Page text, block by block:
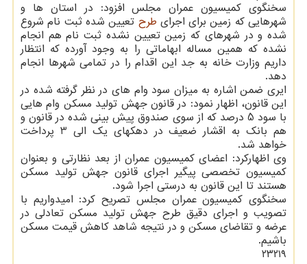
سخنگوی کمیسیون عمران مجلس افزود: در استان ها و
شهرهایی که زمین برای اجرای طرح تعیین شده ثبت نام شروع
شده و در شهرهای که زمین تعیین نشده ثبت نام هم انجام
نشده که همین مساله ابهاماتی را به وجود آورده که انتظار
داریم وزارت خانه به جد این اقدام را در تمامی شهرها انجام
دهد.
ایری ضمن اشاره به میزان سود وام های در نظر گرفته شده در
این قانون، اظهار نمود: در قانون جهش تولید مسکن وام هایی
با سود 5 درصد که از سوی صندوق پیش بینی شده در قانون و
هم بانک به اقشار ضعیف در دهکهای یک الی 3 پرداخت
خواهد شد.
وی اظهارکرد: اعضای کمیسیون عمران از بعد نظارتی و بعنوان
کمیسیون تخصصی پیگیر اجرای قانون جهش تولید مسکن
هستند تا این قانون به درستی اجرا شود.
سخنگوی کمیسیون عمران مجلس تصریح کرد: امیدواریم با
تصویب و اجرای دقیق طرح جهش تولید مسکن تعادلی در
عرضه و تقاضای مسکن و در نتیجه شاهد کاهش قیمت مسکن
باشیم.
۲۳۲۱۹